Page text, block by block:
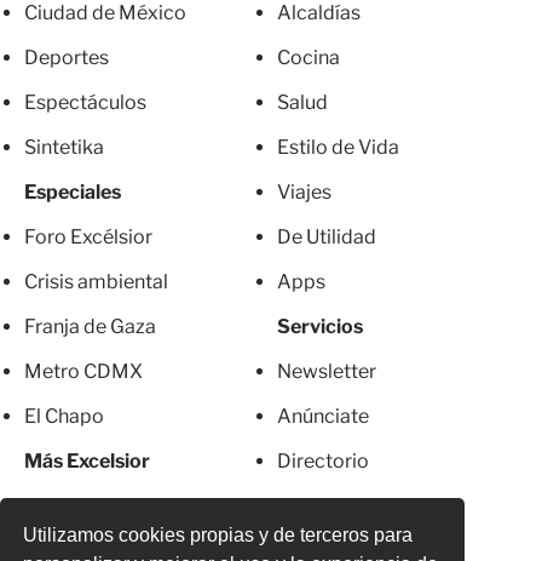
Utilizamos cookies propias y de terceros para
Ciudad de México
Deportes
Espectáculos
Sintetika
Especiales
Foro Excélsior
Crisis ambiental
Franja de Gaza
Metro CDMX
El Chapo
Más Excelsior
Alcaldías
Cocina
Salud
Estilo de Vida
Viajes
De Utilidad
Apps
Servicios
Newsletter
Anúnciate
Directorio